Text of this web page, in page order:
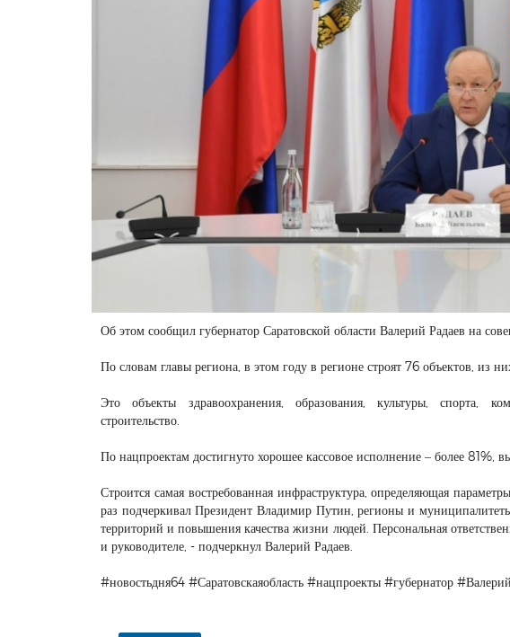
Об этом сообщил губернатор Саратовской области Валерий Радаев на
По словам главы региона, в этом году в регионе строят 76 объектов, из
Это объекты здравоохранения, образования, культуры, спорта,
строительство.
По нацпроектам достигнуто хорошее кассовое исполнение – более
Строится самая востребованная инфраструктура, определяющая
раз подчеркивал Президент Владимир Путин, регионы и
территорий и повышения качества жизни людей. Персональная
и руководителе, - подчеркнул Валерий Радаев.
#новостьдня64 #Саратовскаяобласть #нацпроекты #губернатор